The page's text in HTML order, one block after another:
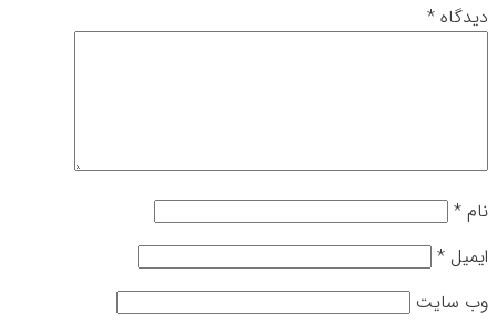
دیدگاه *
نام *
ایمیل *
وب‌ سایت